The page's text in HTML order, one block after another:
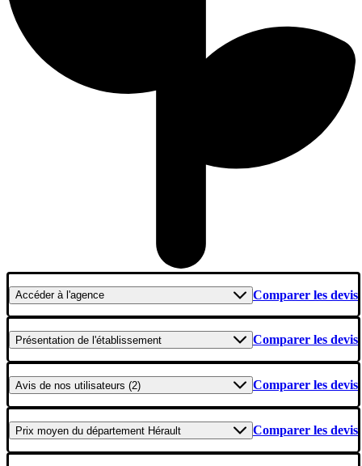
Accéderà l'agence Comparer les devis
Présentation de l'établissement Comparer les devis
Avis de nos utilisateurs (2) Comparer les devis
Prix moyen du département Hérault Comparer les devis